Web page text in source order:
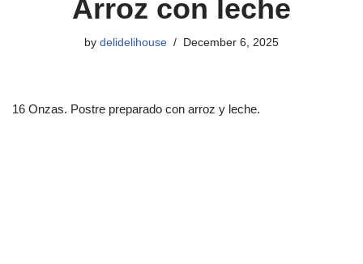
Arroz con leche
by delidelihouse December 6, 2025
16 Onzas. Postre preparado con arroz y leche.